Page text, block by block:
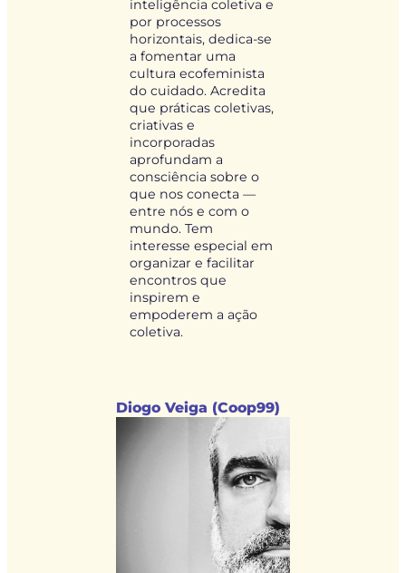
inteligência coletiva e
por processos
horizontais, dedica-se
a fomentar uma
cultura ecofeminista
do cuidado. Acredita
que práticas coletivas,
criativas e
incorporadas
aprofundam a
consciência sobre o
que nos conecta —
entre nós e com o
mundo. Tem
interesse especial em
organizar e facilitar
encontros que
inspirem e
empoderem a ação
coletiva.
Diogo Veiga (Coop99)